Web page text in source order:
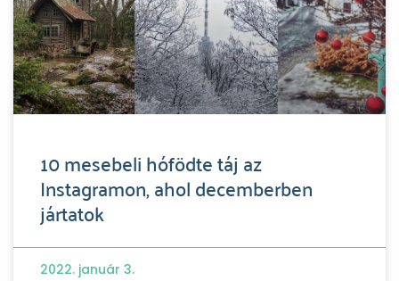
10 mesebeli hófödte táj az
Instagramon, ahol decemberben
jártatok
2022. január 3.